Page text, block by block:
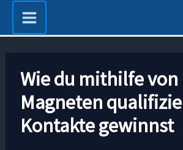
Inhalt
Wie du mithilfe von
Magneten
Kontakte gewinnst